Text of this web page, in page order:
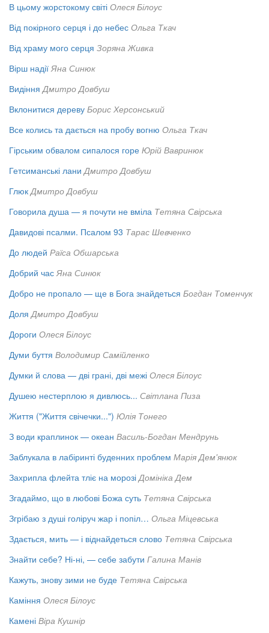
В цьому жорстокому світі Олеся Білоус
Від покірного серця і до небес Ольга Ткач
Від храму мого серця Зоряна Живка
Вірш надії Яна Синюк
Видіння Дмитро Довбуш
Вклонитися дереву Борис Херсонський
Все колись та дається на пробу вогню Ольга Ткач
Гірським обвалом сипалося горе Юрій Вавринюк
Гетсиманські лани Дмитро Довбуш
Глюк Дмитро Довбуш
Говорила душа — я почути не вміла Тетяна Свірська
Давидові псалми. Псалом 93 Тарас Шевченко
До людей Раїса Обшарська
Добрий час Яна Синюк
Добро не пропало — ще в Бога знайдеться Богдан Томенчук
Доля Дмитро Довбуш
Дороги Олеся Білоус
Думи буття Володимир Самійленко
Думки й слова — дві грані, дві межі Олеся Білоус
Душею нестерплою я дивлюсь... Світлана Пиза
Життя ("Життя свічечки...") Юлія Тонего
З води краплинок — океан Василь-Богдан Мендрунь
Заблукала в лабіринті буденних проблем Марія Дем'янюк
Захрипла флейта тліє на морозі Домініка Дем
Згадаймо, що в любові Божа суть Тетяна Свірська
Згрібаю з душі голіруч жар і попіл… Ольга Міцевська
Здається, мить — і віднайдеться слово Тетяна Свірська
Знайти себе? Ні-ні, — себе забути Галина Манів
Кажуть, знову зими не буде Тетяна Свірська
Каміння Олеся Білоус
Камені Віра Кушнір